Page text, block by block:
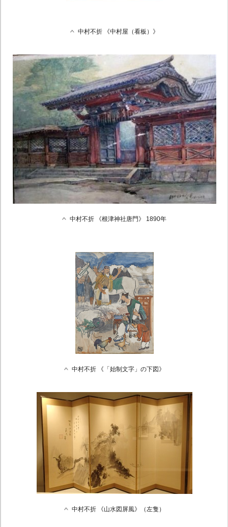
中村不折 《中村屋（看板）》
中村不折 《根津神社唐門》 1890年
中村不折 《「始制文字」の下図》
中村不折 《山水図屏風》（左隻）